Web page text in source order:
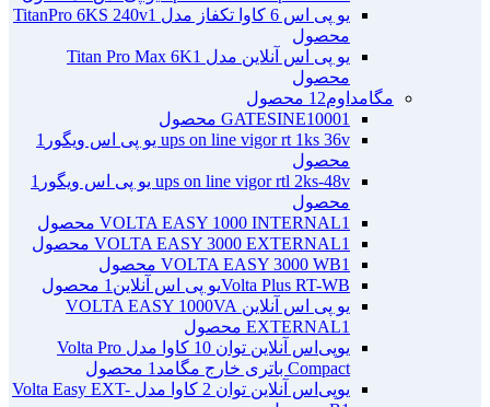
یو پی اس 6 کاوا تکفاز مدل TitanPro 6KS 240v
1
محصول
یو پی اس آنلاین مدل Titan Pro Max 6K 1
محصول
مگامداوم12 محصول
GATESINE10001 محصول
ups on line vigor rt 1ks 36v یو پی اس ویگور
1
محصول
ups on line vigor rtl 2ks-48v یو پی اس ویگور
1
محصول
VOLTA EASY 1000 INTERNAL1 محصول
VOLTA EASY 3000 EXTERNAL1 محصول
VOLTA EASY 3000 WB1 محصول
Volta Plus RT-WBیو پی اس آنلاین
1 محصول
یو پی اس آنلاین VOLTA EASY 1000VA
EXTERNAL1 محصول
یو‌پی‌اس آنلاین توان 10 کاوا مدل Volta Pro
Compact باتری خارج مگامد
1 محصول
یو‌پی‌اس آنلاین توان 2 کاوا مدل Volta Easy EXT-